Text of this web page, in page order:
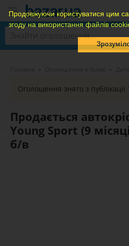
Продовжуючи користуватися цим
згоду на використання файлів
Оголошення знято з
Продається
Young Sport (9
б/в